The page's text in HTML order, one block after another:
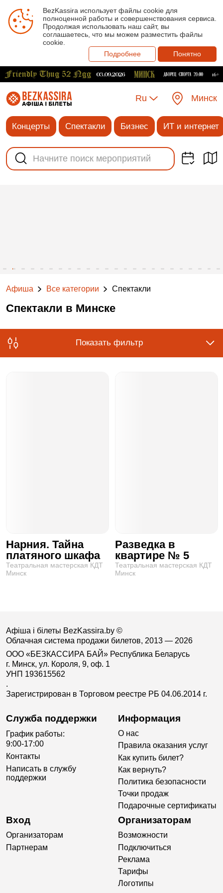
BezKassira использует файлы cookie для
полноценной работы и совершенствования сервиса.
Продолжая использовать наш сайт, вы
соглашаетесь, что мы можем разместить файлы
cookie.
Подробнее
Понятно
Ru Минск
Концерты Спектакли Бизнес ИТ и интернет
Афиша Все категории Спектакли
Спектакли в Минске
Показать фильтр
Нарния. Тайна
платяного шкафа
Театральная мастерская КДТ
Минск
Разведка в
квартире № 5
Театральная мастерская КДТ
Минск
Афіша і білеты BezKassira.by ©
Облачная система продажи билетов, 2013 — 2026
ООО «БЕЗКАССИРА БАЙ» Республика Беларусь
г. Минск, ул. Короля, 9, оф. 1
УНП 193615562
.
Зарегистрирован в Торговом реестре РБ 04.06.2014 г.
Служба поддержки
График работы:
9:00-17:00
Контакты
Написать в службу
поддержки
Информация
О нас
Правила оказания услуг
Как купить билет?
Как вернуть?
Политика безопасности
Точки продаж
Подарочные сертификаты
Вход
Организаторам
Партнерам
Организаторам
Возможности
Подключиться
Реклама
Тарифы
Логотипы